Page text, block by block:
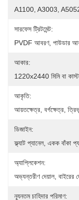
A1100, A3003, A5052
সারফেস ট্রিটমেন্ট:
PVDF আবরণ, পাউডার
আকার:
1220x2440 মিমি বা
আকৃতি:
আয়তক্ষেত্র, বর্গক্ষেত্র,
ডিজাইন:
ফ্ল্যাট প্যানেল, একক বাঁকা
অ্যাপ্লিকেশন:
অভ্যন্তরীণ দেয়াল, বাইরের
ন্যূনতম চাহিদার পরিমাণ: